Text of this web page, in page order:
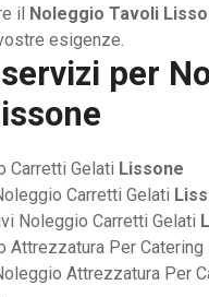
il
Noleggio Tavoli
esigenze.
per
Carretti Gelati Lissone
Carretti Gelati
Noleggio Carretti Gelati
Attrezzatura Per Catering
Attrezzatura Per